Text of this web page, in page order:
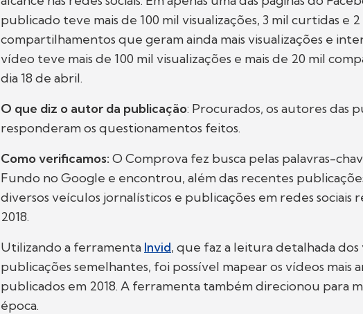
publicado teve mais de 100 mil visualizações, 3 mil curtidas e 2
compartilhamentos que geram ainda mais visualizações e
vídeo teve mais de 100 mil visualizações e mais de 20 mil
dia 18 de abril.
O que diz o autor da publicação: Procurados, os autores das
responderam os questionamentos feitos.
Como verificamos: O Comprova fez busca pelas palavras-
Fundo no Google e encontrou, além das recentes
diversos veículos jornalísticos e publicações em redes sociais
2018.
Utilizando a ferramenta Invid, que faz a leitura detalhada
publicações semelhantes, foi possível mapear os vídeos mais
publicados em 2018. A ferramenta também direcionou para
época.